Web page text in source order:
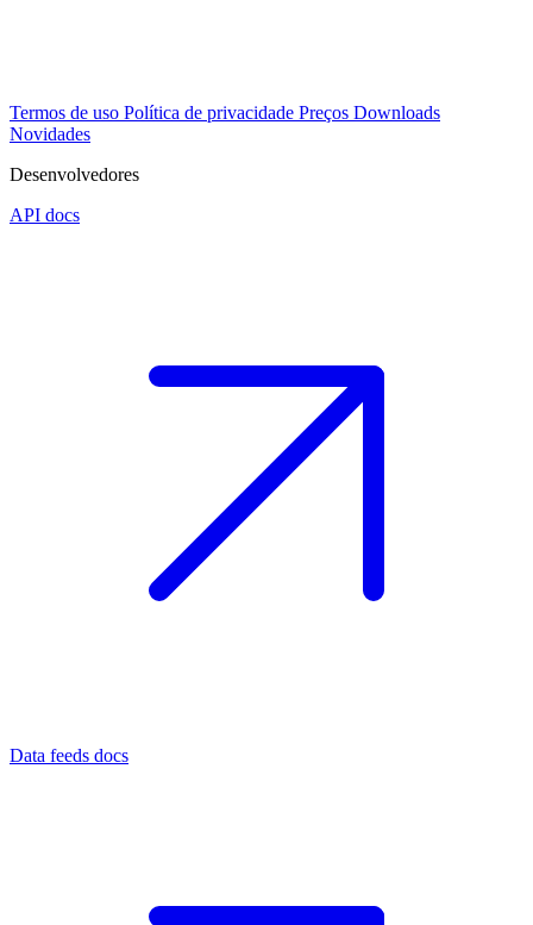
Termos de uso Política de privacidade Preços Downloads
Novidades
Desenvolvedores
API docs
Data feeds docs